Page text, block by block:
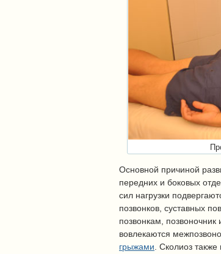
Основной причиной
передних и боковых
сил нагрузки
позвонков, суставных
позвонкам,
вовлекаются
грыжами . Сколиоз